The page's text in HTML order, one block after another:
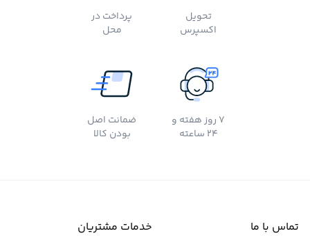
تحویل
اکسپرس
پرداخت در
محل
7 روز هفته و
24 ساعته
ضمانت اصل
بودن کالا
تماس با ما خدمات مشتریان